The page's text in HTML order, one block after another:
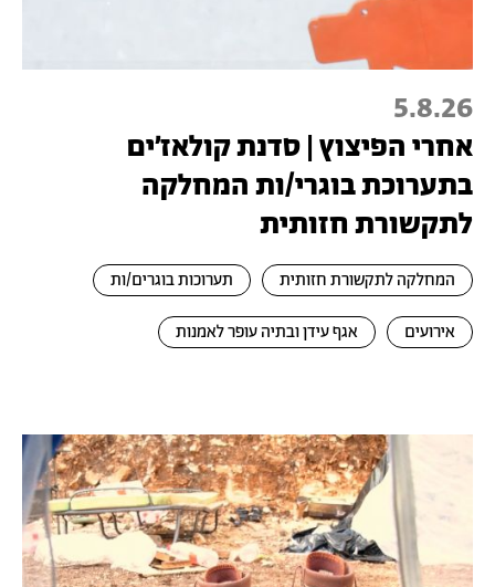
5.8.26
אחרי הפיצוץ | סדנת קולאז׳ים
בתערוכת בוגרי/ות המחלקה
לתקשורת חזותית
המחלקה לתקשורת חזותית תערוכות בוגרים/ות
אירועים אגף עידן ובתיה עופר לאמנות